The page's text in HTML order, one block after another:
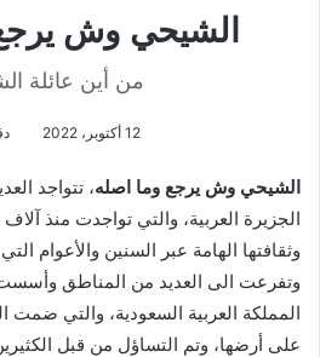
الشيحي وش
من أين عائلة
12 أكتوبر، 2022
الشيحي وش يرجع وما اصله، تتواجد
الجزيرة العربية، والتي تواجدت منذ
وثقافتها الهامة عبر السنين والأعوام
وتفرعت الى العديد من المناطق
المملكة العربية السعودية، والتي ضمت
على أرضها، وتم التساؤل من قبل